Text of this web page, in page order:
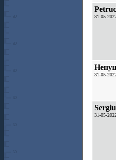
31-05-
31-05-
31-05-